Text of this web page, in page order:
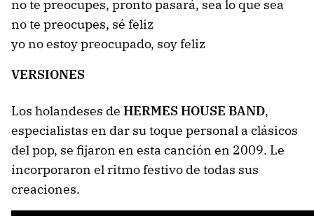
no te preocupes, pronto pasará, sea lo que sea
no te preocupes, sé feliz
yo no estoy preocupado, soy feliz
VERSIONES
Los holandeses de HERMES HOUSE BAND,
especialistas en dar su toque personal a clásicos
del pop, se fijaron en esta canción en 2009. Le
incorporaron el ritmo festivo de todas sus
creaciones.